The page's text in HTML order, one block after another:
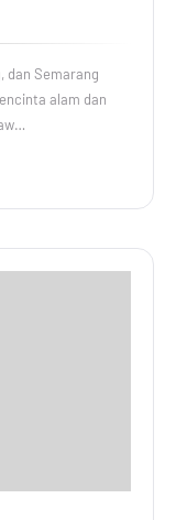
dan Semarang
alam dan